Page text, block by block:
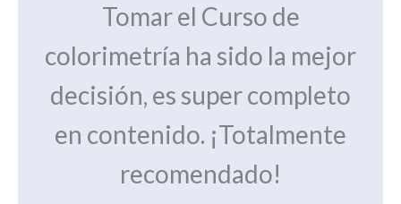
Tomar el Curso de
colorimetría ha sido la mejor
decisión, es super completo
en contenido. ¡Totalmente
recomendado!